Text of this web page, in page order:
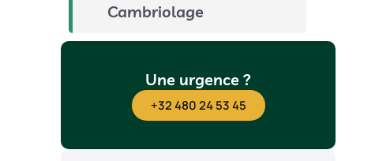
Cambriolage
Une urgence ?
+32 480 24 53 45